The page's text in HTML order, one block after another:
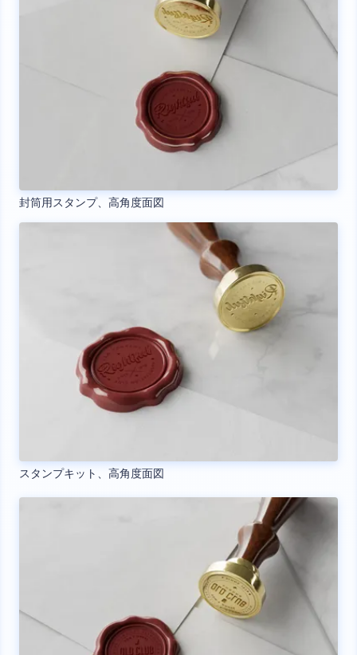
封筒用スタンプ、高角度面図
スタンプキット、高角度面図